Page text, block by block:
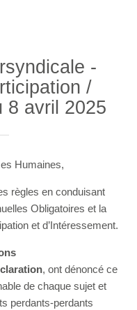
-
/
8 avril 2025
Humaines,
règles en conduisant
Obligatoires et la
et d’Intéressement.
, ont dénoncé ce
de chaque sujet et
perdants-perdants